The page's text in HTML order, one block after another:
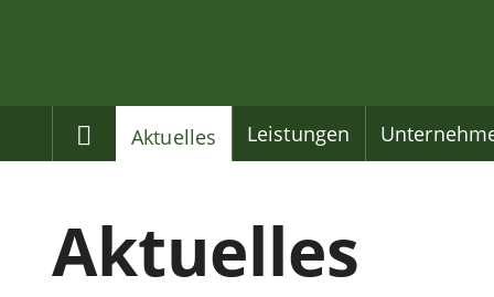
Home
Aktuelles Leistungen
Aktuelles